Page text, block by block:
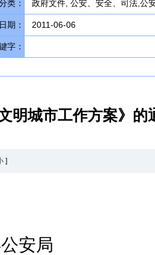
类： 政府文件, 公安、安全、司法,公
期： 2011-06-06
字：
明城市工作方案》的
]
安局